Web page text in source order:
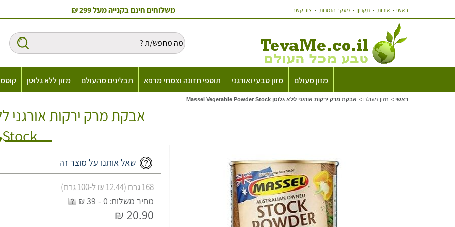
ראשי אודות תקנון מעקב הזמנות צור קשר משלוחים חינם בקנייה מעל 299 ₪
מזון מעולם מזון טבעי ואורגני תוספי תזונה וצמחי מרפא תבלינים מהעולם מזון ללא גלוטן
ראשי > מזון מעולם > אבקת מרק ירקות אורגני ללא גלוטן Massel Vegetable Powder Stock
שאל אותנו על מוצר זה
168 גרם (12.44 ₪ ל-100 גרם)
מחיר משלוח: 0 - 39 ₪
20.90 ₪